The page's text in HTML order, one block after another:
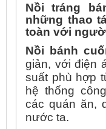
Nồi tráng
những thao
toàn với
Nồi bánh
giản, với điện
suất phù hợp
hệ thống
các quán ăn,
nước ta.